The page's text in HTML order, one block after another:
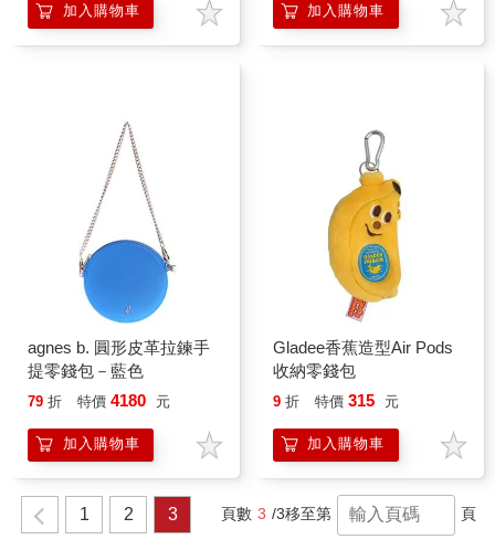
加入購物車 加入購物車
agnes b. 圓形皮革拉鍊手
提零錢包－藍色
79 折 特價 4180 元
加入購物車
Gladee香蕉造型Air Pods
收納零錢包
9 折 特價 315 元
加入購物車
1 2 3 頁數 3 /3移至第 頁